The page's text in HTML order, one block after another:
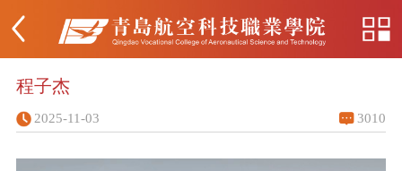
程子杰
2025-11-03 3010